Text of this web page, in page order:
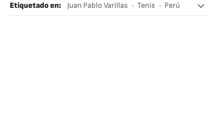
Etiquetado en: Juan Pablo Varillas Tenis
Perú